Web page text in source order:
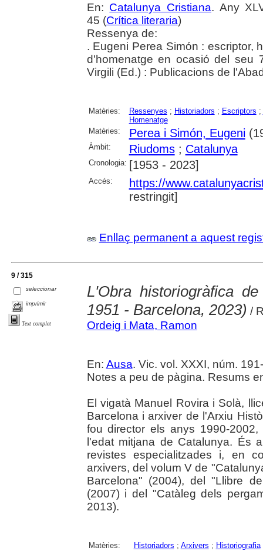
En: Catalunya Cristiana. Any
45 (Crítica literaria)
Ressenya de:
. Eugeni Perea Simón : escriptor,
d'homenatge en ocasió del seu
Virgili (Ed.) : Publicacions de
Matèries: Ressenyes ; Historiadors ; Escriptors ;
Homenatge
Matèries:
Perea i Simón, Eugeni
Àmbit: Riudoms; Catalunya
Cronologia: [1953 - 2023]
Accés:
https://
restringit]
Enllaç permanent a aquest
9 / 315
seleccionar
imprimir
Text complet
L'Obra historiogràfica
1951 - Barcelona, 2023) /
Ordeig i Mata, Ramon
En: Ausa. Vic. vol. XXXI, núm.
Notes a peu de pàgina. Resums
El vigatà Manuel Rovira i Solà,
Barcelona i arxiver de l'Arxiu
fou director els anys 1990-
l'edat mitjana de Catalunya. És
revistes especialitzades i, en
arxivers, del volum V de
Barcelona" (2004), del "Llibre
(2007) i del "Catàleg dels
2013).
Matèries: Historiadors ; Arxivers ; Historiografia